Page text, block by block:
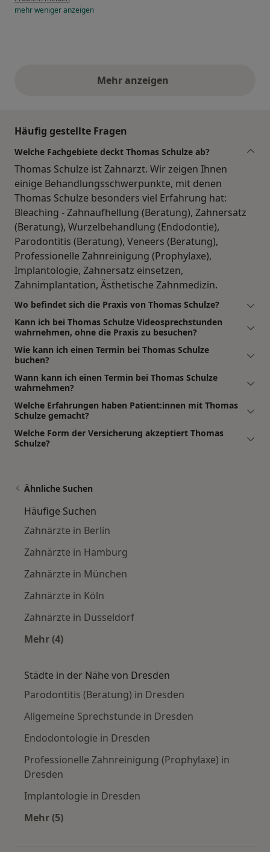
mehrwenigeranzeigen
Mehr anzeigenobige Stellungnahmen
Häufig gestellte Fragen
Welche Fachgebiete deckt Thomas Schulze ab?
Thomas Schulze ist Zahnarzt. Wir zeigen Ihnen
einige Behandlungsschwerpunkte, mit denen
Thomas Schulze besonders viel Erfahrung hat:
Bleaching - Zahnaufhellung (Beratung), Zahnersatz
(Beratung), Wurzelbehandlung (Endodontie),
Parodontitis (Beratung), Veneers (Beratung),
Professionelle Zahnreinigung (Prophylaxe),
Implantologie, Zahnersatz einsetzen,
Zahnimplantation, Ästhetische Zahnmedizin.
Wo befindet sich die Praxis von Thomas Schulze?
Kann ich bei Thomas Schulze Videosprechstunden
wahrnehmen, ohne die Praxis zu besuchen?
Wie kann ich einen Termin bei Thomas Schulze
buchen?
Wann kann ich einen Termin bei Thomas Schulze
wahrnehmen?
Welche Erfahrungen haben Patient:innen mit Thomas
Schulze gemacht?
Welche Form der Versicherung akzeptiert Thomas
Schulze?
Ähnliche Suchen
Häufige Suchen
Zahnärzte in Berlin
Zahnärzte in Hamburg
Zahnärzte in München
Zahnärzte in Köln
Zahnärzte in Düsseldorf
Mehr (4)
Städte in der Nähe von Dresden
Parodontitis (Beratung) in Dresden
Allgemeine Sprechstunde in Dresden
Endodontologie in Dresden
Professionelle Zahnreinigung (Prophylaxe) in
Dresden
Implantologie in Dresden
Mehr (5)